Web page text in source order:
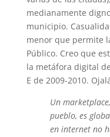
medianamente
municipio.
menor que permite
Público. Creo que
la metáfora digital
E de 2009-2010.
Un
pueblo, es
en internet no